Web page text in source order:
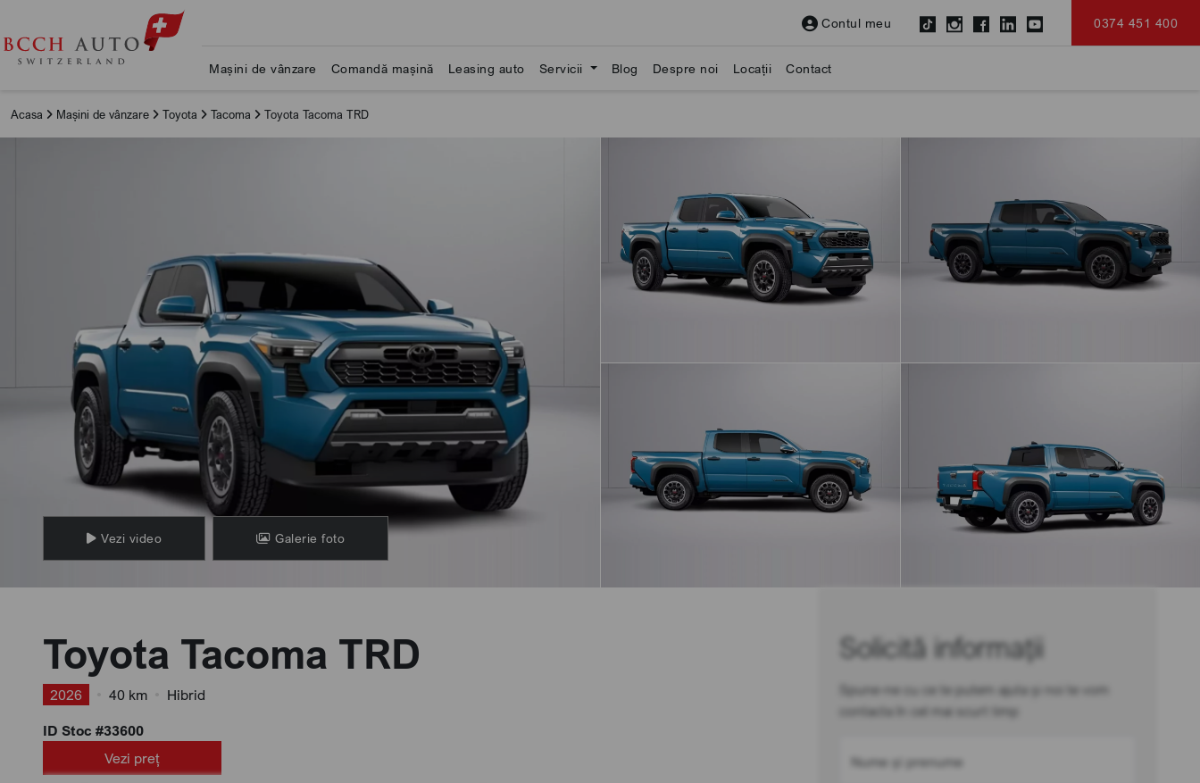
Contul meu 0374 451 400
Mașini de vânzare Comandă mașină Leasing auto Servicii Blog Despre noi Locații Contact
Acasa Mașini de vânzare Toyota Tacoma Toyota Tacoma TRD
Vezi video Galerie foto
Toyota Tacoma TRD
2026 40 km
Hibrid
ID Stoc #33600
Vezi preț
Solicită informații
Spune-ne cu ce te putem ajuta și noi te vom
contacta în cel mai scurt timp
Nume și prenume